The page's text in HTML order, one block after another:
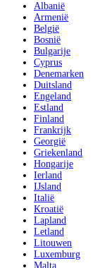
Albanië
Armenië
België
Bosnië
Bulgarije
Cyprus
Denemarken
Duitsland
Engeland
Estland
Finland
Frankrijk
Georgië
Griekenland
Hongarije
Ierland
IJsland
Italië
Kroatië
Lapland
Letland
Litouwen
Luxemburg
Malta